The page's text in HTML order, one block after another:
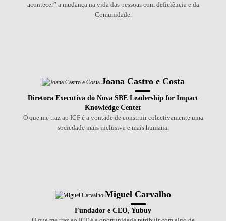
acontecer” a mudança na vida das pessoas com deficiência e da
Comunidade.
Joana Castro e Costa
Diretora Executiva do Nova SBE Leadership for Impact
Knowledge Center
O que me traz ao ICF é a vontade de construir colectivamente uma
sociedade mais inclusiva e mais humana.
Miguel Carvalho
Fundador e CEO, Yubuy